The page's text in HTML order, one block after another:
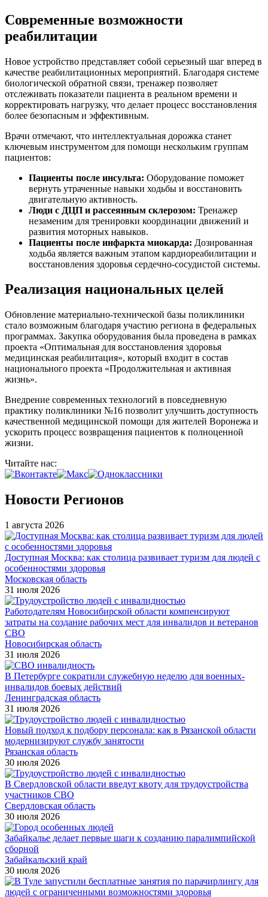
Современные возможности
реабилитации
Новое устройство представляет собой серьезный шаг вперед в
качестве реабилитационных мероприятий. Благодаря системе
биологической обратной связи, тренажер позволяет
отслеживать показатели пациента в реальном времени и
корректировать нагрузку, что делает процесс восстановления
более безопасным и эффективным.
Врачи отмечают, что интеллектуальная дорожка станет
ключевым инструментом для помощи нескольким группам
пациентов:
Пациенты после инсульта: Оборудование поможет
вернуть утраченные навыки ходьбы и восстановить
двигательную активность.
Люди с ДЦП и рассеянным склерозом: Тренажер
незаменим для тренировки координации движений и
развития моторных навыков.
Пациенты после инфаркта миокарда: Дозированная
ходьба является важным этапом кардиореабилитации и
восстановления здоровья сердечно-сосудистой системы.
Реализация национальных целей
Обновление материально-технической базы поликлиники
стало возможным благодаря участию региона в федеральных
программах. Закупка оборудования была проведена в рамках
проекта «Оптимальная для восстановления здоровья
медицинская реабилитация», который входит в состав
национального проекта «Продолжительная и активная
жизнь».
Внедрение современных технологий в повседневную
практику поликлиники №16 позволит улучшить доступность
качественной медицинской помощи для жителей Воронежа и
ускорить процесс возвращения пациентов к полноценной
жизни.
Читайте нас:
Новости Регионов
1 августа 2026
Доступная Москва: как столица развивает туризм для людей с
особенностями здоровья
Московская область
31 июля 2026
Работодателям Новосибирской области компенсируют
затраты на создание рабочих мест для инвалидов и ветеранов
СВО
Новосибирская область
31 июля 2026
В Петербурге сократили служебную неделю для военных-
инвалидов боевых действий
Ленинградская область
31 июля 2026
Новый подход к подбору персонала: как в Рязанской области
модернизируют службу занятости
Рязанская область
30 июля 2026
В Свердловской области введут квоту для трудоустройства
участников СВО
Свердловская область
30 июля 2026
Забайкалье делает первые шаги к созданию паралимпийской
сборной
Забайкальский край
30 июля 2026